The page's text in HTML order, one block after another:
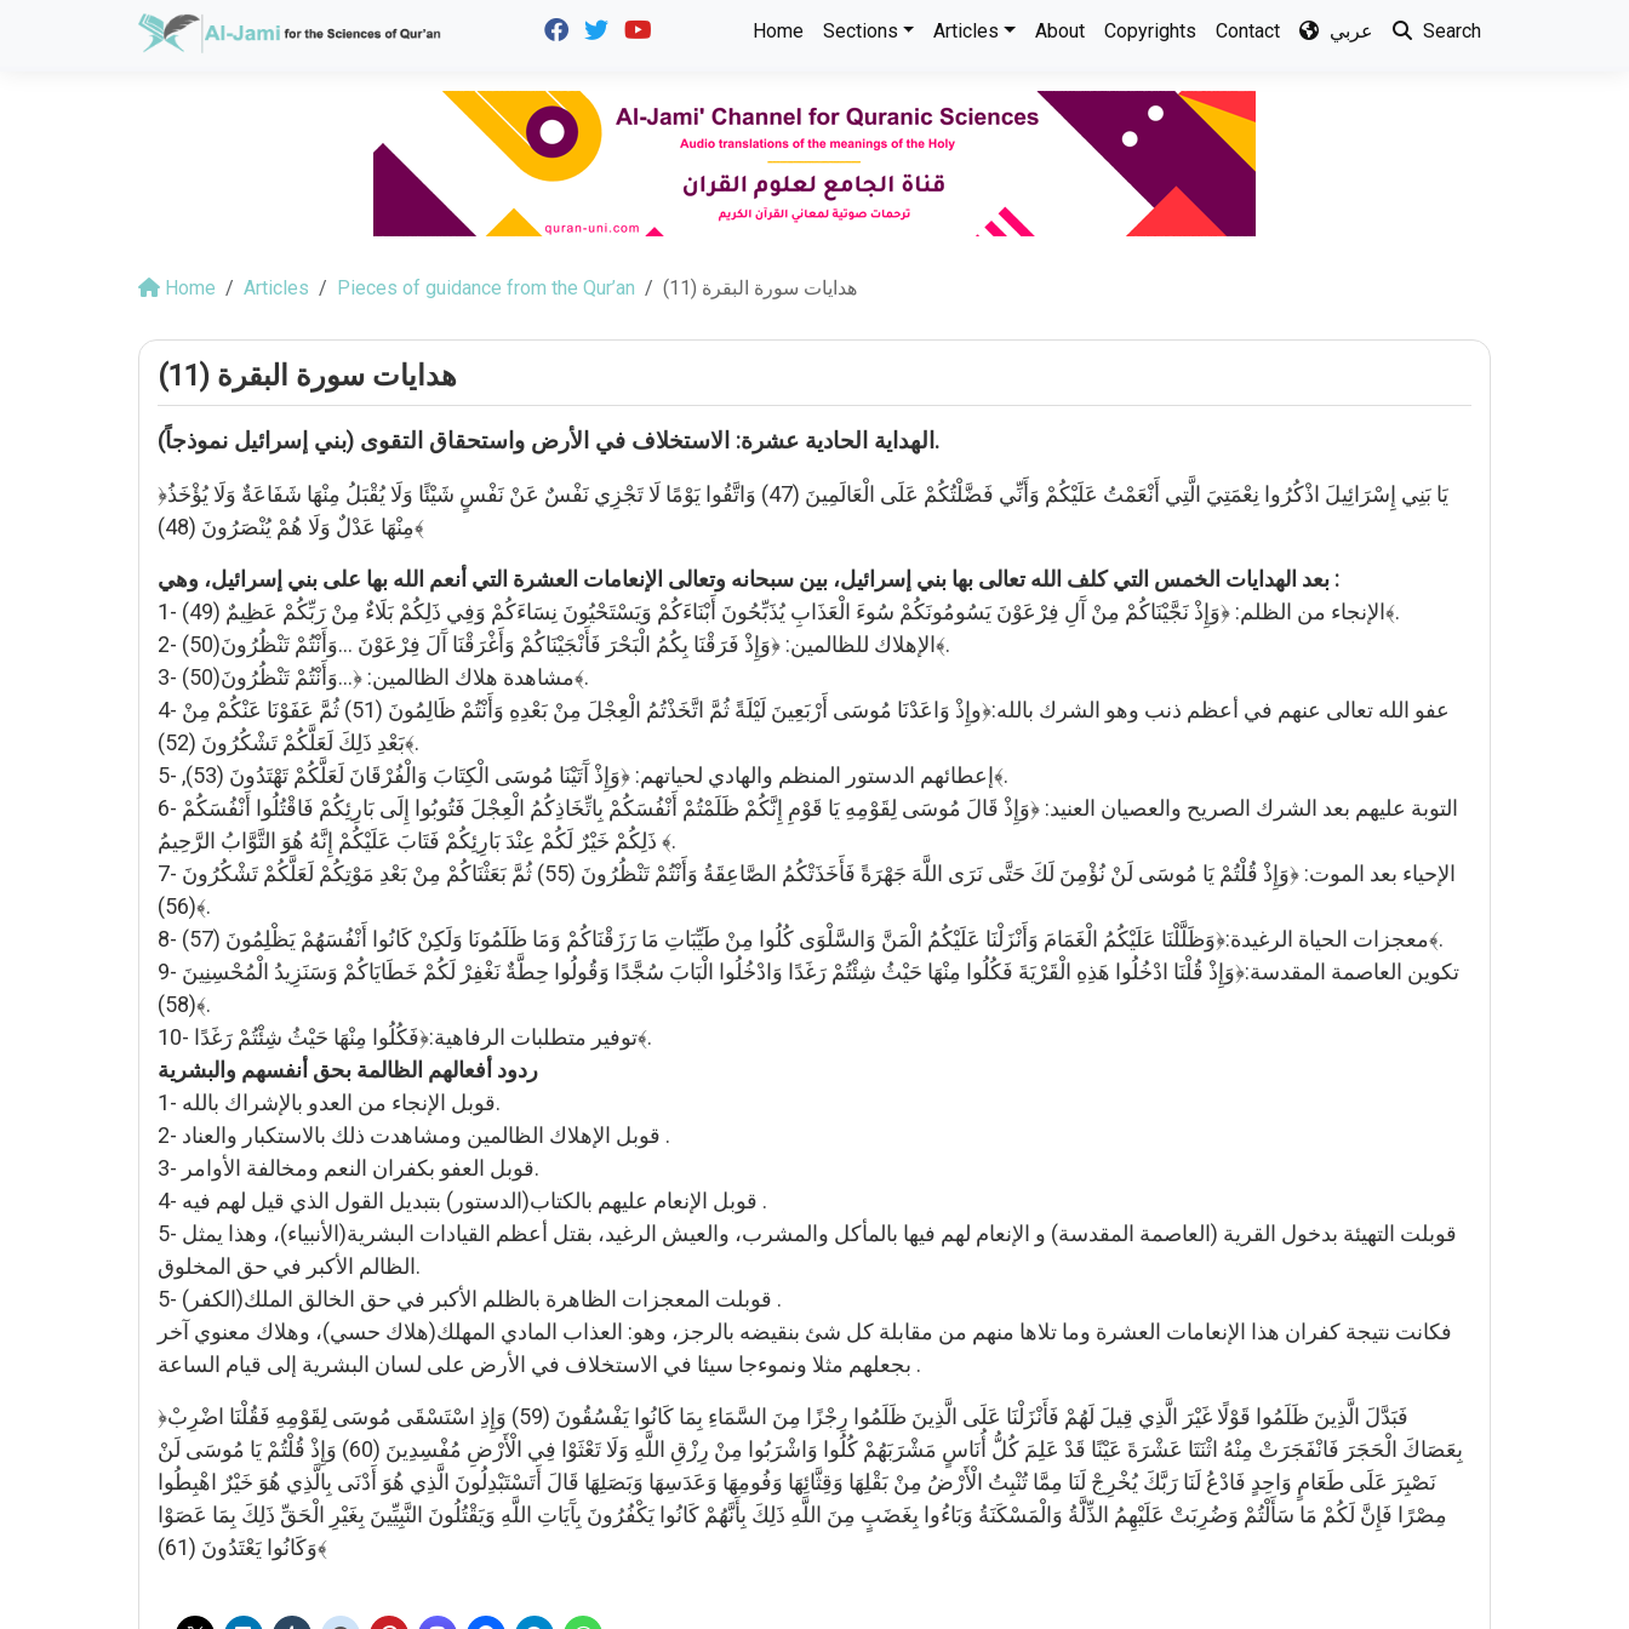
Home Sections Articles About Copyrights Contact عربي Search
Home Articles Pieces of guidance from the Qur’an هدايات سورة البقرة (11)
هدايات سورة البقرة (11)
الهداية الحادية عشرة: الاستخلاف في الأرض واستحقاق التقوى (بني إسرائيل نموذجاً).
﴿يَا بَنِي إِسْرَائِيلَ اذْكُرُوا نِعْمَتِيَ الَّتِي أَنْعَمْتُ عَلَيْكُمْ وَأَنِّي فَضَّلْتُكُمْ عَلَى الْعَالَمِينَ (47) وَاتَّقُوا يَوْمًا لَا تَجْزِي نَفْسٌ عَنْ نَفْسٍ شَيْئًا وَلَا يُقْبَلُ مِنْهَا شَفَاعَةٌ وَلَا يُؤْخَذُ
مِنْهَا عَدْلٌ وَلَا هُمْ يُنْصَرُونَ (48)﴾
بعد الهدايات الخمس التي كلف الله تعالى بها بني إسرائيل، بين سبحانه وتعالى الإنعامات العشرة التي أنعم الله بها على بني إسرائيل، وهي :
1- الإنجاء من الظلم: ﴿وَإِذْ نَجَّيْنَاكُمْ مِنْ آَلِ فِرْعَوْنَ يَسُومُونَكُمْ سُوءَ الْعَذَابِ يُذَبِّحُونَ أَبْنَاءَكُمْ وَيَسْتَحْيُونَ نِسَاءَكُمْ وَفِي ذَلِكُمْ بَلَاءٌ مِنْ رَبِّكُمْ عَظِيمٌ (49)﴾.
2- الإهلاك للظالمين: ﴿وَإِذْ فَرَقْنَا بِكُمُ الْبَحْرَ فَأَنْجَيْنَاكُمْ وَأَغْرَقْنَا آَلَ فِرْعَوْنَ …وَأَنْتُمْ تَنْظُرُونَ(50)﴾.
3- مشاهدة هلاك الظالمين: ﴿…وَأَنْتُمْ تَنْظُرُونَ(50)﴾.
4- عفو الله تعالى عنهم في أعظم ذنب وهو الشرك بالله:﴿وإِذْ وَاعَدْنَا مُوسَى أَرْبَعِينَ لَيْلَةً ثُمَّ اتَّخَذْتُمُ الْعِجْلَ مِنْ بَعْدِهِ وَأَنْتُمْ ظَالِمُونَ (51) ثُمَّ عَفَوْنَا عَنْكُمْ مِنْ
بَعْدِ ذَلِكَ لَعَلَّكُمْ تَشْكُرُونَ (52)﴾.
5- ,إعطائهم الدستور المنظم والهادي لحياتهم: ﴿وَإِذْ آَتَيْنَا مُوسَى الْكِتَابَ وَالْفُرْقَانَ لَعَلَّكُمْ تَهْتَدُونَ (53)﴾.
6- التوبة عليهم بعد الشرك الصريح والعصيان العنيد: ﴿وَإِذْ قَالَ مُوسَى لِقَوْمِهِ يَا قَوْمِ إِنَّكُمْ ظَلَمْتُمْ أَنْفُسَكُمْ بِاتِّخَاذِكُمُ الْعِجْلَ فَتُوبُوا إِلَى بَارِئِكُمْ فَاقْتُلُوا أَنْفُسَكُمْ
ذَلِكُمْ خَيْرٌ لَكُمْ عِنْدَ بَارِئِكُمْ فَتَابَ عَلَيْكُمْ إِنَّهُ هُوَ التَّوَّابُ الرَّحِيمُ ﴾.
7- الإحياء بعد الموت: ﴿وَإِذْ قُلْتُمْ يَا مُوسَى لَنْ نُؤْمِنَ لَكَ حَتَّى نَرَى اللَّهَ جَهْرَةً فَأَخَذَتْكُمُ الصَّاعِقَةُ وَأَنْتُمْ تَنْظُرُونَ (55) ثُمَّ بَعَثْنَاكُمْ مِنْ بَعْدِ مَوْتِكُمْ لَعَلَّكُمْ تَشْكُرُونَ
(56)﴾.
8- معجزات الحياة الرغيدة:﴿وَظَلَّلْنَا عَلَيْكُمُ الْغَمَامَ وَأَنْزَلْنَا عَلَيْكُمُ الْمَنَّ وَالسَّلْوَى كُلُوا مِنْ طَيِّبَاتِ مَا رَزَقْنَاكُمْ وَمَا ظَلَمُونَا وَلَكِنْ كَانُوا أَنْفُسَهُمْ يَظْلِمُونَ (57)﴾.
9- تكوين العاصمة المقدسة:﴿وَإِذْ قُلْنَا ادْخُلُوا هَذِهِ الْقَرْيَةَ فَكُلُوا مِنْهَا حَيْثُ شِئْتُمْ رَغَدًا وَادْخُلُوا الْبَابَ سُجَّدًا وَقُولُوا حِطَّةٌ نَغْفِرْ لَكُمْ خَطَايَاكُمْ وَسَنَزِيدُ الْمُحْسِنِينَ
(58)﴾.
10- توفير متطلبات الرفاهية:﴿فَكُلُوا مِنْهَا حَيْثُ شِئْتُمْ رَغَدًا﴾.
ردود أفعالهم الظالمة بحق أنفسهم والبشرية
1- قوبل الإنجاء من العدو بالإشراك بالله.
2- قوبل الإهلاك الظالمين ومشاهدت ذلك بالاستكبار والعناد .
3- قوبل العفو بكفران النعم ومخالفة الأوامر.
4- قوبل الإنعام عليهم بالكتاب(الدستور) بتبديل القول الذي قيل لهم فيه .
5- قوبلت التهيئة بدخول القرية (العاصمة المقدسة) و الإنعام لهم فيها بالمأكل والمشرب، والعيش الرغيد، بقتل أعظم القيادات البشرية(الأنبياء)، وهذا يمثل
الظالم الأكبر في حق المخلوق.
5- قوبلت المعجزات الظاهرة بالظلم الأكبر في حق الخالق الملك(الكفر) .
فكانت نتيجة كفران هذا الإنعامات العشرة وما تلاها منهم من مقابلة كل شئ بنقيضه بالرجز، وهو: العذاب المادي المهلك(هلاك حسي)، وهلاك معنوي آخر
بجعلهم مثلا ونموءجا سيئا في الاستخلاف في الأرض على لسان البشرية إلى قيام الساعة .
﴿فَبَدَّلَ الَّذِينَ ظَلَمُوا قَوْلًا غَيْرَ الَّذِي قِيلَ لَهُمْ فَأَنْزَلْنَا عَلَى الَّذِينَ ظَلَمُوا رِجْزًا مِنَ السَّمَاءِ بِمَا كَانُوا يَفْسُقُونَ (59) وَإِذِ اسْتَسْقَى مُوسَى لِقَوْمِهِ فَقُلْنَا اضْرِبْ
بِعَصَاكَ الْحَجَرَ فَانْفَجَرَتْ مِنْهُ اثْنَتَا عَشْرَةَ عَيْنًا قَدْ عَلِمَ كُلُّ أُنَاسٍ مَشْرَبَهُمْ كُلُوا وَاشْرَبُوا مِنْ رِزْقِ اللَّهِ وَلَا تَعْثَوْا فِي الْأَرْضِ مُفْسِدِينَ (60) وَإِذْ قُلْتُمْ يَا مُوسَى لَنْ
نَصْبِرَ عَلَى طَعَامٍ وَاحِدٍ فَادْعُ لَنَا رَبَّكَ يُخْرِجْ لَنَا مِمَّا تُنْبِتُ الْأَرْضُ مِنْ بَقْلِهَا وَقِثَّائِهَا وَفُومِهَا وَعَدَسِهَا وَبَصَلِهَا قَالَ أَتَسْتَبْدِلُونَ الَّذِي هُوَ أَدْنَى بِالَّذِي هُوَ خَيْرٌ اهْبِطُوا
مِصْرًا فَإِنَّ لَكُمْ مَا سَأَلْتُمْ وَضُرِبَتْ عَلَيْهِمُ الذِّلَّةُ وَالْمَسْكَنَةُ وَبَاءُوا بِغَضَبٍ مِنَ اللَّهِ ذَلِكَ بِأَنَّهُمْ كَانُوا يَكْفُرُونَ بِآَيَاتِ اللَّهِ وَيَقْتُلُونَ النَّبِيِّينَ بِغَيْرِ الْحَقِّ ذَلِكَ بِمَا عَصَوْا
وَكَانُوا يَعْتَدُونَ (61)﴾